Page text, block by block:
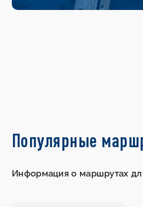
Популярные
Информация о маршрутах